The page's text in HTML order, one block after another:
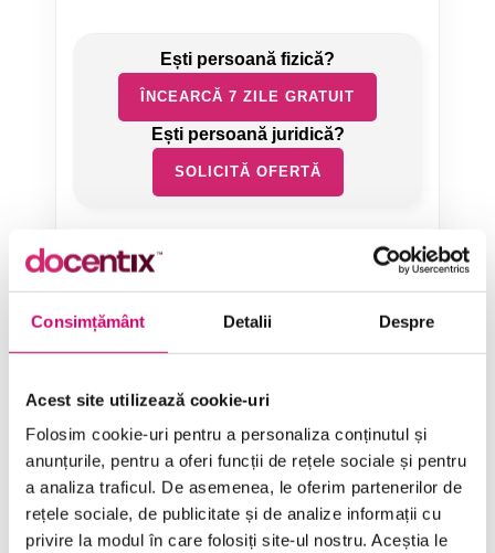
Consimțământ Detalii Despre
Acest site utilizează cookie-uri
Folosim cookie-uri pentru a personaliza conținutul și
anunțurile, pentru a oferi funcții de rețele sociale și pentru
a analiza traficul. De asemenea, le oferim partenerilor de
rețele sociale, de publicitate și de analize informații cu
privire la modul în care folosiți site-ul nostru. Aceștia le
ÎNCEARCĂ 7 ZILE GRATUIT
SOLICITĂ OFERTĂ
Comunicare
Dezvoltare personală și profesională
Finanțe